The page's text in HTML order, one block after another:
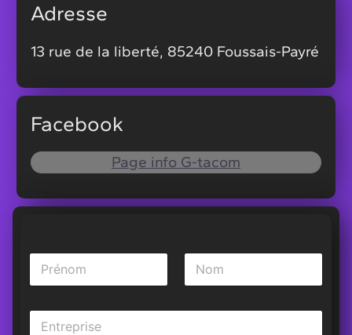
Adresse
13 rue de la liberté, 85240 Foussais-Payré
Facebook
Page info G-tacom
N
m
L